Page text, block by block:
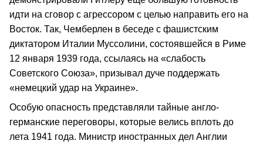
идти на сговор с агрессором с целью направить его на
Восток. Так, Чемберлен в беседе с фашистским
диктатором Италии Муссолини, состоявшейся в Риме
12 января 1939 года, ссылаясь на «слабость
Советского Союза», призывал дуче поддержать
«немецкий удар на Украине».
Особую опасность представляли тайные англо-
германские переговоры, которые велись вплоть до
лета 1941 года. Министр иностранных дел Англии